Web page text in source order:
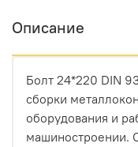
Описание
Болт 24*220 DIN
сборки
оборудования и
машиностроении.